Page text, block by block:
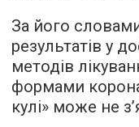
За його
результатів у
методів
формами
кулі» може не